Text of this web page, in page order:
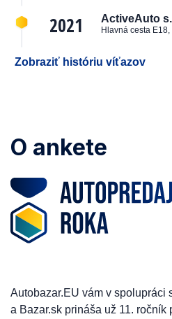
2021 ActiveAuto
Hlavná cesta E18,
Zobraziť históriu víťazov
O ankete
Autobazar.EU vám v spolupráci
a Bazar.sk prináša už 11.